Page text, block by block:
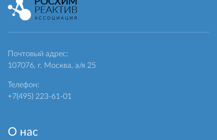
Почтовый адрес:
107076, г. Москва, а/я 25
Телефон:
+7(495) 223-61-01
О нас